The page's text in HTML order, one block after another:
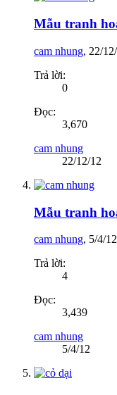
Mẫu tranh
cam nhung, 22/
Trả lời:
0
Đọc:
3,670
cam nhung
22/12/12
Mẫu tranh
cam nhung, 5/4/12
Trả lời:
4
Đọc:
3,439
cam nhung
5/4/12